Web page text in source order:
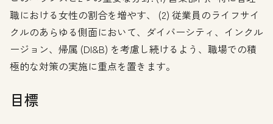
職における女性の割合を増やす、 (2) 従業員のライフサイ
クルのあらゆる側面において、ダイバーシティ、インクル
ージョン、帰属 (DI&B) を考慮し続けるよう、職場での積
極的な対策の実施に重点を置きます。
目標